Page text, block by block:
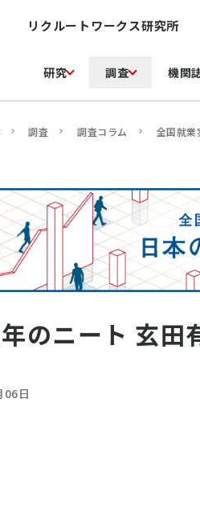
リクルートワークス研究所
研究 調査 機関
調査 調査コラム 全国就
のニート 玄田
06日